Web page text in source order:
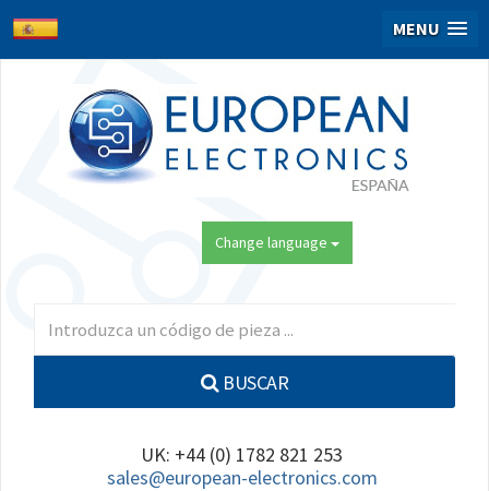
MENU
Change language
BUSCAR
UK: +44 (0) 1782 821 253
sales@european-electronics.com